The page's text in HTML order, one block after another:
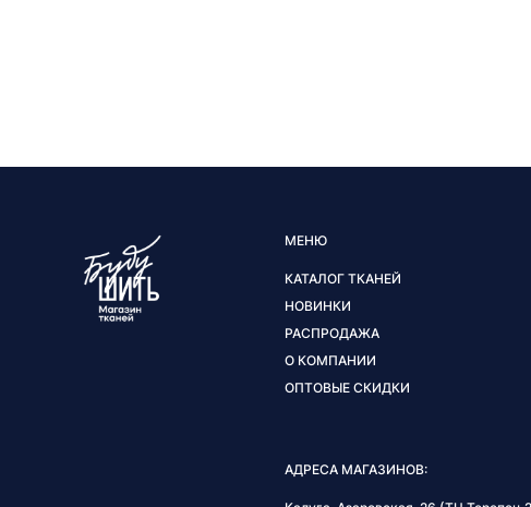
МЕНЮ
КАТАЛОГ ТКАНЕЙ
НОВИНКИ
РАСПРОДАЖА
О КОМПАНИИ
ОПТОВЫЕ СКИДКИ
АДРЕСА МАГАЗИНОВ: